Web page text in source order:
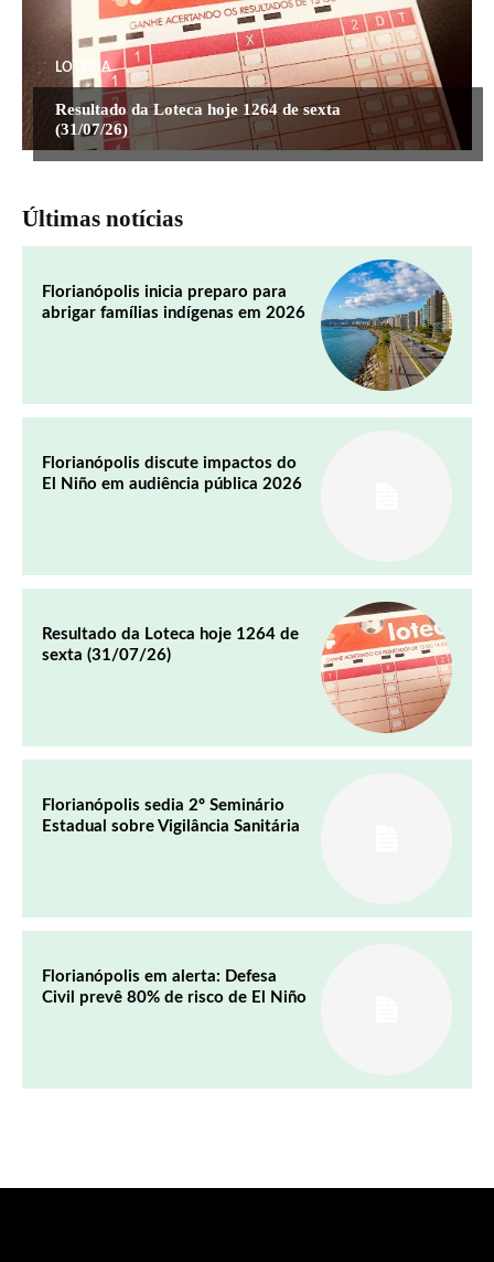
LOTERIA
Resultado da Loteca hoje 1264 de sexta
(31/07/26)
Últimas notícias
Florianópolis inicia preparo para
abrigar famílias indígenas em 2026
Florianópolis discute impactos do
El Niño em audiência pública 2026
Resultado da Loteca hoje 1264 de
sexta (31/07/26)
Florianópolis sedia 2º Seminário
Estadual sobre Vigilância Sanitária
Florianópolis em alerta: Defesa
Civil prevê 80% de risco de El Niño